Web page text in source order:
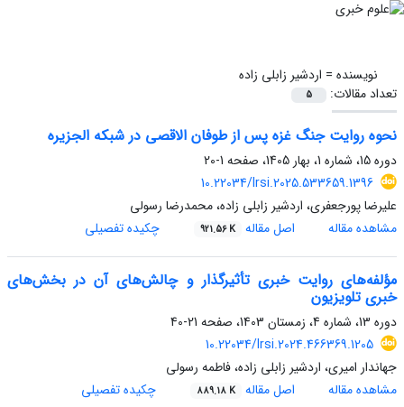
نویسنده = اردشیر زابلی زاده
تعداد مقالات:
5
نحوه روایت جنگ غزه پس از طوفان الاقصی در شبکه الجزیره
دوره 15، شماره 1، بهار 1405، صفحه
1-20
10.22034/lrsi.2025.533659.1396
علیرضا پورجعفری، اردشیر زابلی زاده، محمدرضا رسولی
مشاهده مقاله
اصل مقاله 921.56 K چکیده تفصیلی
مؤلفه‌های روایت خبری تأثیرگذار و چالش‌های آن در بخش‌های
خبری تلویزیون
دوره 13، شماره 4، زمستان 1403، صفحه
21-40
10.22034/lrsi.2024.466369.1205
جهاندار امیری، اردشیر زابلی زاده، فاطمه رسولی
مشاهده مقاله
اصل مقاله 889.18 K چکیده تفصیلی